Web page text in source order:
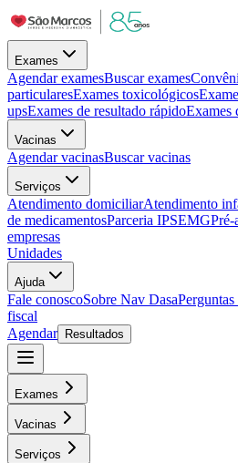
Exames
Agendar examesBuscar exames
particularesExames toxicológicos
upsExames de resultado rápidoExames
Vacinas
Agendar vacinasBuscar vacinas
Serviços
Atendimento domiciliarAtendimento
de medicamentosParceria IPSEMGPré-
empresas
Unidades
Ajuda
Fale conoscoSobre Nav Dasa
fiscal
Agendar
Resultados
Exames
Vacinas
Serviços